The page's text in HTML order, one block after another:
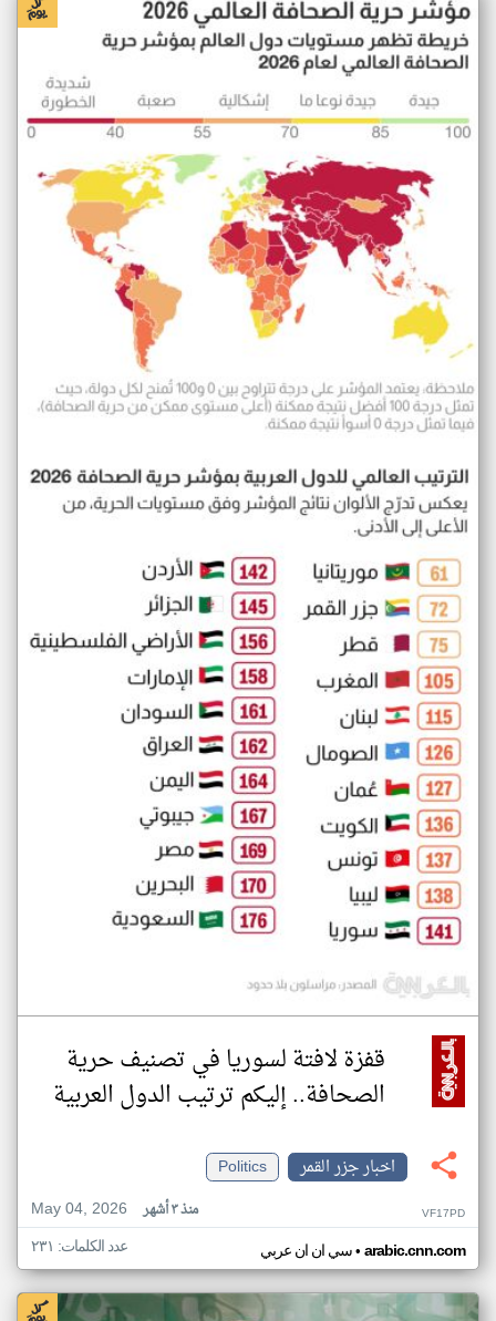
قفزة لافتة لسوريا في تصنيف حرية
الصحافة.. إليكم ترتيب الدول العربية
اخبار جزر القمر
Politics
May 04, 2026
منذ ٣ أشهر VF17PD
سي ان ان عربي• arabic.cnn.com عدد الكلمات: ٢٣١